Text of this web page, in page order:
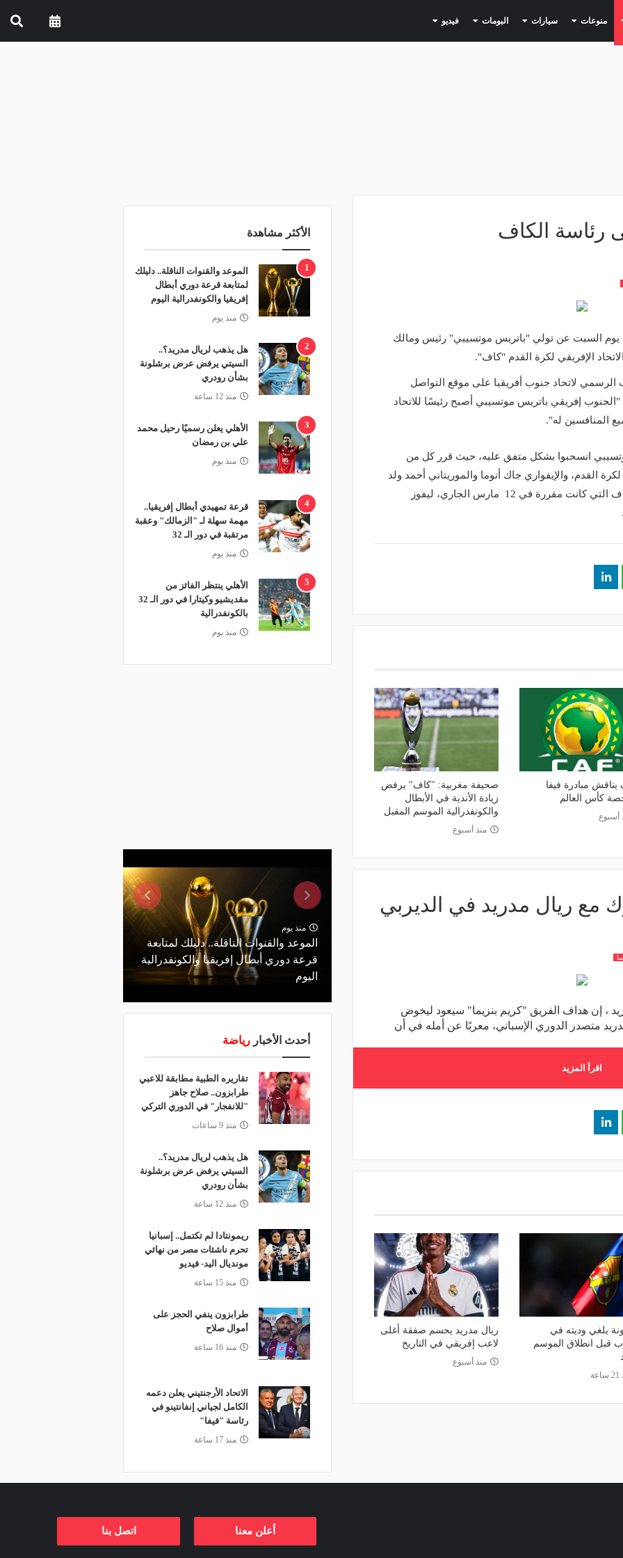
(current) منوعات (current) سيارات (current) البومات (current) فيديو (current)
رئاسة الكاف
يوم السبت عن تولي "باتريس موتسيبي" رئيس ومالك
الإفريقي لكرة القدم "كاف".
لاتحاد جنوب أفريقيا على موقع التواصل
"الجنوب إفريقي باتريس موتسيبي أصبح رئيسًا للاتحاد
المنافسين له".
انسحبوا بشكل متفق عليه، حيث قرر كل من
القدم، والإيفواري جاك أنوما والموريتاني أحمد ولد
يحيى، انسحابهم من سباق انتخابات الكاف التي كانت مقررة في 12 مارس الجاري، ليفوز
يناقش مبادرة فيفا
كأس العالم
أسبوع
صحيفة مغربية: "كاف" يرفض
زيادة الأندية في الأبطال
والكونفدرالية الموسم المقبل
منذ أسبوع
مع ريال مدريد في الديربي
، إن هداف الفريق "كريم بنزيما" سيعود ليخوض
​​مدريد متصدر الدوري الإسباني، معربًا عن أمله في أن
اقرأ المزيد
يلغي وديته في
قبل انطلاق الموسم
ريال مدريد يحسم صفقة أغلى
لاعب إفريقي في التاريخ
منذ أسبوع
الأكثر مشاهدة
1
الموعد والقنوات الناقلة.. دليلك
لمتابعة قرعة دوري أبطال
إفريقيا والكونفدرالية اليوم
منذ يوم
2
هل يذهب لريال مدريد؟..
السيتي يرفض عرض برشلونة
بشأن رودري
منذ 12 ساعة
3
الأهلي يعلن رسميًا رحيل محمد
علي بن رمضان
منذ يوم
4
قرعة تمهيدي أبطال إفريقيا..
مهمة سهلة لـ "الزمالك" وعقبة
مرتقبة في دور الـ 32
منذ يوم
5
الأهلي ينتظر الفائز من
مقديشيو وكيتارا في دور الـ 32
بالكونفدرالية
منذ يوم
منذ يوم
الموعد والقنوات الناقلة.. دليلك لمتابعة
قرعة دوري أبطال إفريقيا والكونفدرالية
اليوم
علي بن
أحدث الأخبار رياضة
تقاريره الطبية مطابقة للاعبي
طرابزون.. صلاح جاهز
"للانفجار" في الدوري التركي
منذ 9 ساعات
هل يذهب لريال مدريد؟..
السيتي يرفض عرض برشلونة
بشأن رودري
منذ 12 ساعة
ريمونتادا لم تكتمل.. إسبانيا
تحرم ناشئات مصر من نهائي
مونديال اليد- فيديو
منذ 15 ساعة
طرابزون ينفي الحجز على
أموال صلاح
منذ 16 ساعة
الاتحاد الأرجنتيني يعلن دعمه
الكامل لجياني إنفانتينو في
رئاسة "فيفا"
منذ 17 ساعة
أعلن معنا اتصل بنا